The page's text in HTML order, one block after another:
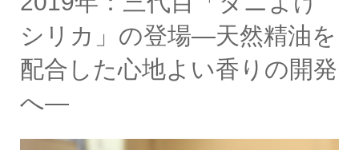
シリカ」の登場—天然精油を
配合した心地よい香りの開発
へ—